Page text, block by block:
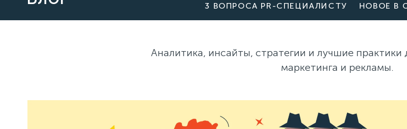
3 ВОПРОСА PR-СПЕЦИАЛИСТУ
НОВОЕ В
Аналитика, инсайты, стратегии и лучшие практики
маркетинга и рекламы.